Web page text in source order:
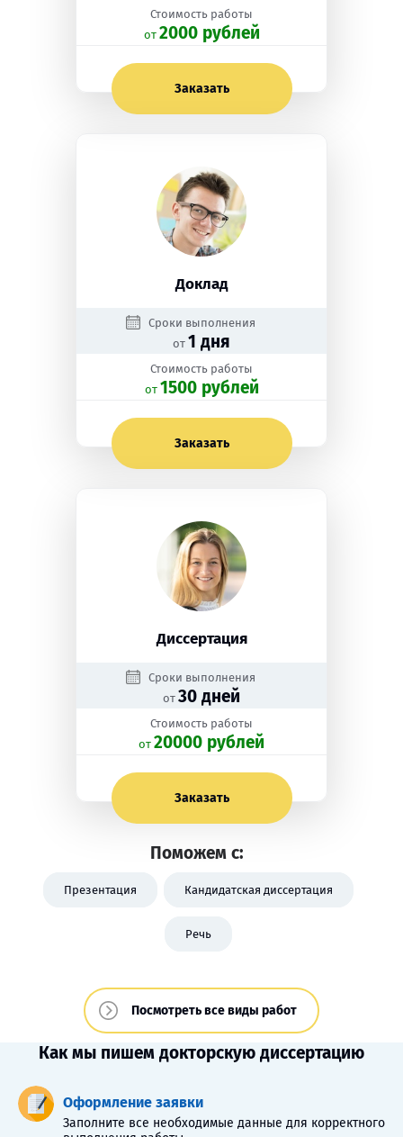
Стоимость работы
oт 2000 рублей
Заказать
Доклад
Сроки выполнения
от 1 дня
Стоимость работы
oт 1500 рублей
Заказать
Диссертация
Сроки выполнения
от 30 дней
Стоимость работы
oт 20000 рублей
Заказать
Поможем с:
Презентация Кандидатская диссертация
Речь
Посмотреть все виды работ
Как мы пишем докторскую диссертацию
Оформление заявки
Заполните все необходимые данные для корректного